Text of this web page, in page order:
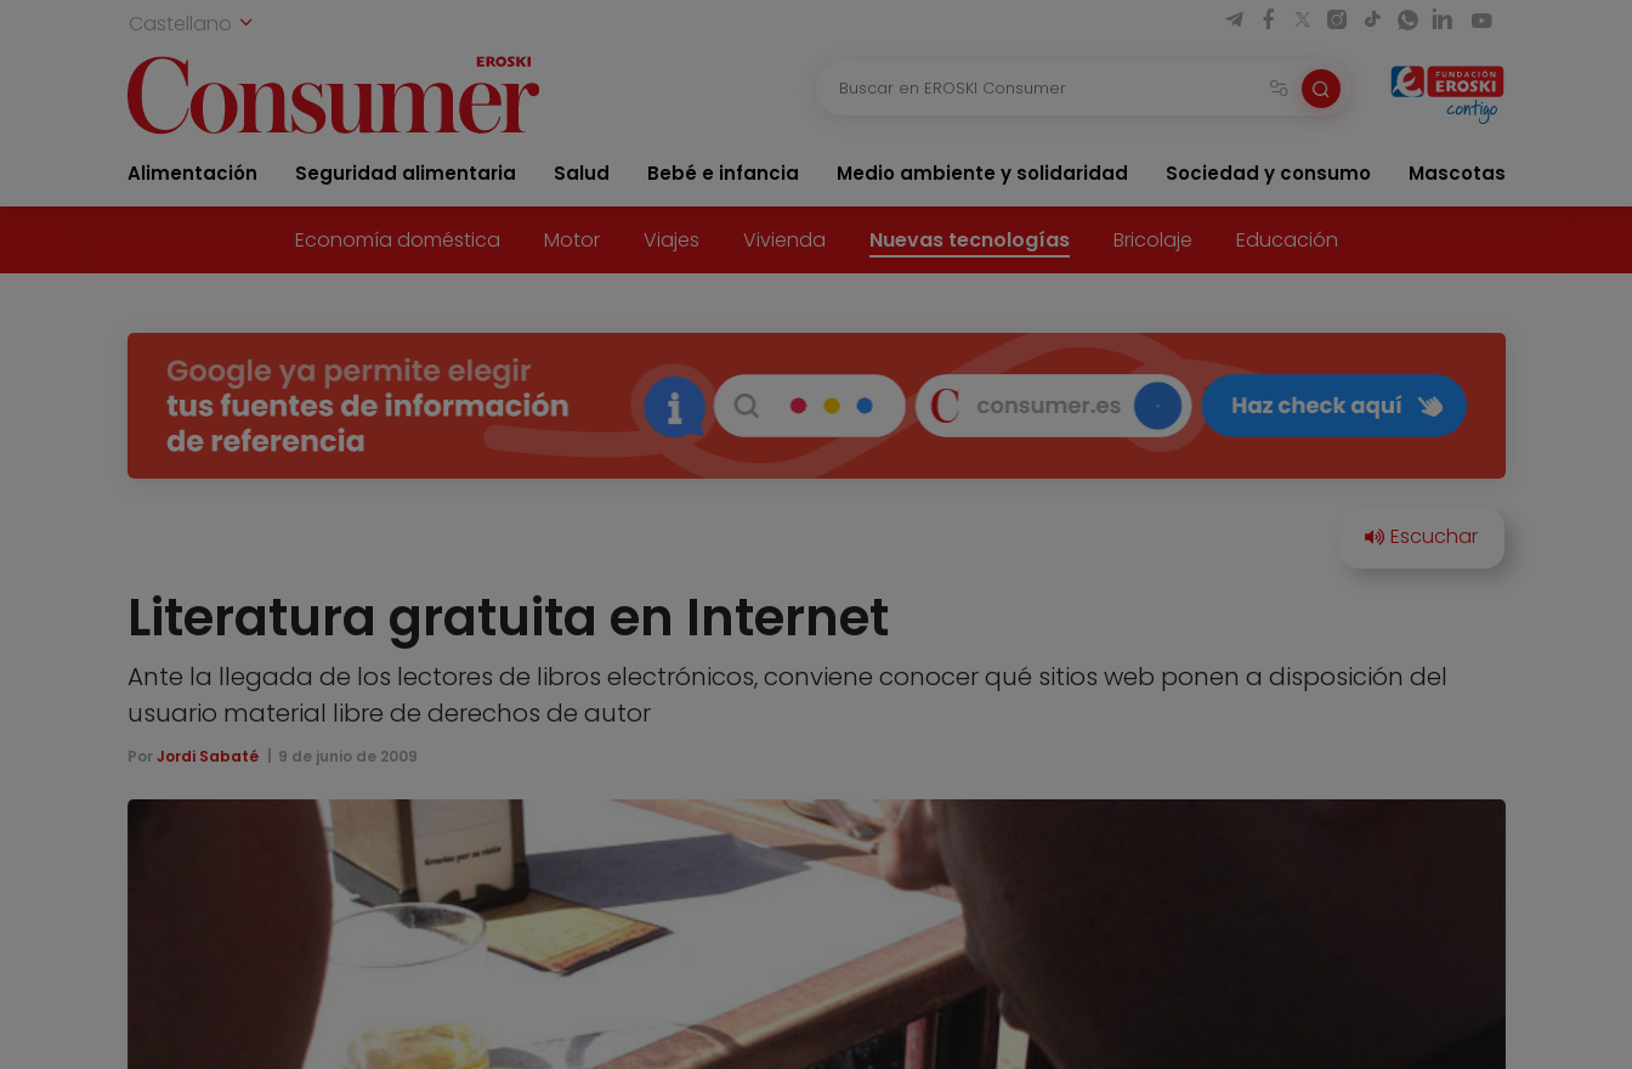
Castellano
Alimentación Seguridad alimentaria Salud Bebé e infancia Medio ambiente y solidaridad Sociedad y consumo Mascotas
Economía doméstica Motor Viajes Vivienda Nuevas tecnologías Bricolaje Educación
Literatura gratuita en Internet
Ante la llegada de los lectores de libros electrónicos, conviene conocer qué sitios web ponen a disposición del
usuario material libre de derechos de autor
Por Jordi Sabaté 9 de junio de 2009